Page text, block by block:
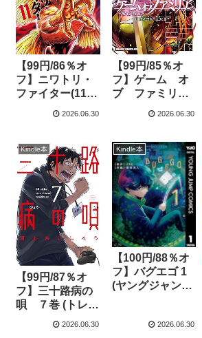
【99円/86％オ
フ】ニワトリ・
ファイター(11)
2026.06.30
【99円/85％オ
フ】ゲーム オ
ブ ファミリア-
(ドラゴンコミッ
2026.06.30
Kindle本
【99円/87％オ
フ】三十路病の
唄 ７巻 (トレイ
ルコミックス)
2026.06.30
Kindle本
【100円/88％オ
フ】バグエゴ 1
(ヤングジャンプ
2026.06.30